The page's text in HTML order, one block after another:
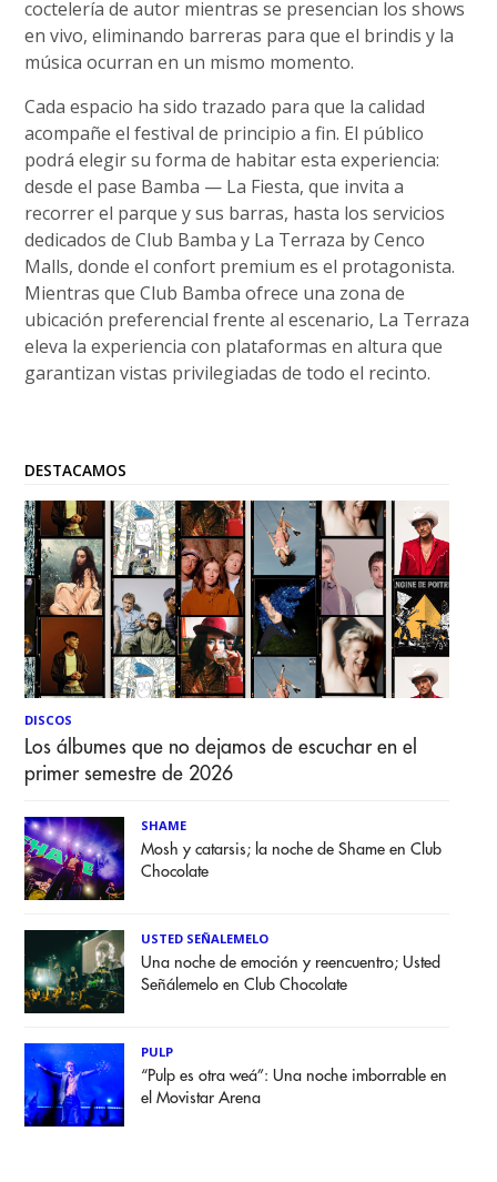
coctelería de autor mientras se presencian los shows
en vivo, eliminando barreras para que el brindis y la
música ocurran en un mismo momento.
Cada espacio ha sido trazado para que la calidad
acompañe el festival de principio a fin. El público
podrá elegir su forma de habitar esta experiencia:
desde el pase Bamba — La Fiesta, que invita a
recorrer el parque y sus barras, hasta los servicios
dedicados de Club Bamba y La Terraza by Cenco
Malls, donde el confort premium es el protagonista.
Mientras que Club Bamba ofrece una zona de
ubicación preferencial frente al escenario, La Terraza
eleva la experiencia con plataformas en altura que
garantizan vistas privilegiadas de todo el recinto.
DESTACAMOS
DISCOS
Los álbumes que no dejamos de escuchar en el
primer semestre de 2026
SHAME
Mosh y catarsis; la noche de Shame en Club
Chocolate
USTED SEÑALEMELO
Una noche de emoción y reencuentro; Usted
Señálemelo en Club Chocolate
PULP
“Pulp es otra weá”: Una noche imborrable en
el Movistar Arena